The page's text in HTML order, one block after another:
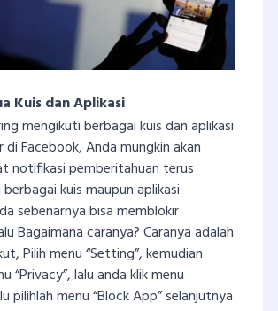
Kuis dan Aplikasi
mengikuti berbagai kuis dan aplikasi
Facebook, Anda mungkin akan
notifikasi pemberitahuan terus
kuis maupun aplikasi
sebenarnya bisa memblokir
Bagaimana caranya? Caranya adalah
Pilih menu “Setting”, kemudian
“Privacy”, lalu anda klik menu
pilihlah menu “Block App” selanjutnya